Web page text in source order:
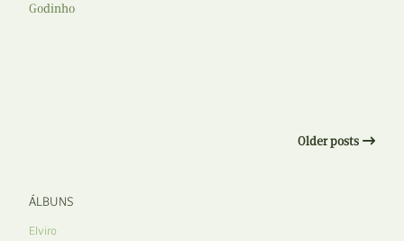
Godinho
Older posts
ÁLBUNS
Elviro